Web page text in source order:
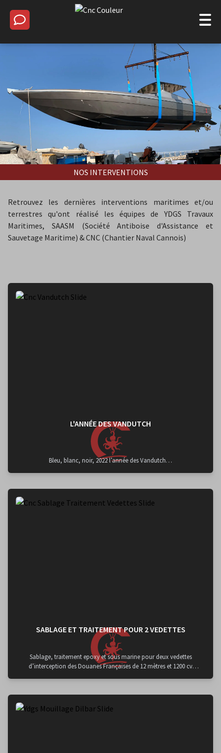
PRÉSENTATION DU GROUPE
NOTRE LOGISTIQUE
NOS INTERVENTIONS
LA PRESSE EN PARLE
CONTACT
0 806 080 008
FR EN
NOS INTERVENTIONS
Retrouvez les dernières interventions maritimes et/ou
terrestres qu'ont réalisé les équipes de YDGS Travaux
Maritimes, SAASM (Société Antiboise d'Assistance et
Sauvetage Maritime) & CNC (Chantier Naval Cannois)
L'ANNÉE DES VANDUTCH
Bleu, blanc, noir, 2022 l’année des Vandutch…
SABLAGE ET TRAITEMENT POUR 2 VEDETTES
Sablage, traitement epoxy et sous marine pour deux vedettes
d’interception des Douanes Françaises de 12 mètres et 1200 cv